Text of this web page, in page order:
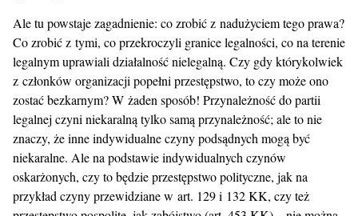
Ale tu powstaje zagadnienie: co zrobić z nadużyciem tego prawa?
Co zrobić z tymi, co przekroczyli granice legalności, co na terenie
legalnym uprawiali działalność nielegalną. Czy gdy którykolwiek
z członków organizacji popełni przestępstwo, to czy może ono
zostać bezkarnym? W żaden sposób! Przynależność do partii
legalnej czyni niekaralną tylko samą przynależność; ale to nie
znaczy, że inne indywidualne czyny podsądnych mogą być
niekaralne. Ale na podstawie indywidualnych czynów
oskarżonych, czy to będzie przestępstwo polityczne, jak na
przykład czyny przewidziane w art. 129 i 132 KK, czy też